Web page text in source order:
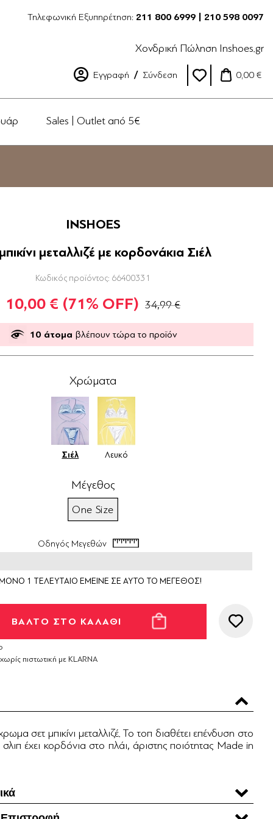
Τηλεφωνική Εξυπηρέτηση: 211 800 6999 | 210 598 0097
Χονδρική Πώληση Inshoes.gr
Εγγραφή Σύνδεση 0,00 €
Sales | Outlet από 5€
INSHOES
μεταλλιζέ με κορδονάκια Σιέλ
Κωδικός προϊόντος: 66400331
10,00 € (71% OFF) 34,99 €
10 άτομα βλέπουν τώρα το προϊόν
Χρώματα
Σιέλ Λευκό
Μέγεθος
One Size
Οδηγός Μεγεθών
ΜΟΝΟ 1 ΤΕΛΕΥΤΑΙΟ ΕΜΕΙΝΕ ΣΕ ΑΥΤΟ ΤΟ ΜΕΓΕΘΟΣ!
πιστωτική με KLARNA
σετ μπικίνι μεταλλιζέ. Το τοπ διαθέτει επένδυση στο
έχει κορδόνια στο πλάι, άριστης ποιότητας Made in